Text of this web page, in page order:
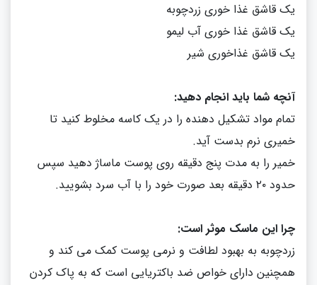
یک قاشق غذا خوری زردچوبه
یک قاشق غذا خوری آب لیمو
یک قاشق غذاخوری شیر
آنچه شما باید انجام دهید:
تمام مواد تشکیل دهنده را در یک کاسه مخلوط کنید تا
خمیری نرم بدست آيد.
خمیر را به مدت پنج دقیقه روی پوست ماساژ دهید سپس
حدود ۲۰ دقیقه بعد صورت خود را با آب سرد بشویید
.
چرا این ماسک موثر است:
زردچوبه به بهبود لطافت و نرمی پوست کمک می کند و
همچنین دارای خواص ضد باکتریایی است که به پاک کردن